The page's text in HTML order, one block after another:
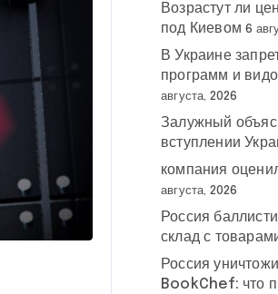
Возрастут ли
под Киевом 6
В Украине
программ и
августа, 2026
Залужный
вступлении
компания
августа, 2026
Россия
склад с
Россия
BookChef: что